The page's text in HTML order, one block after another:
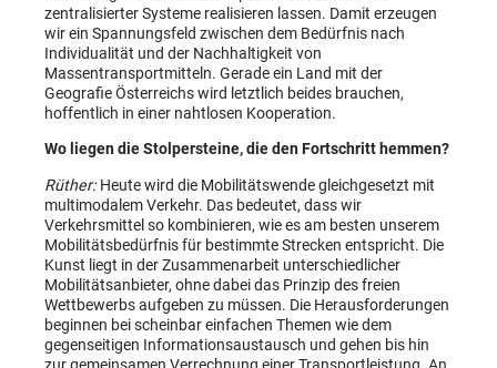
zentralisierter Systeme realisieren lassen. Damit erzeugen
wir ein Spannungsfeld zwischen dem Bedürfnis nach
Individualität und der Nachhaltigkeit von
Massentransportmitteln. Gerade ein Land mit der
Geografie Österreichs wird letztlich beides brauchen,
hoffentlich in einer nahtlosen Kooperation.
Wo liegen die Stolpersteine, die den Fortschritt hemmen?
Rüther: Heute wird die Mobilitätswende gleichgesetzt mit
multimodalem Verkehr. Das bedeutet, dass wir
Verkehrsmittel so kombinieren, wie es am besten unserem
Mobilitätsbedürfnis für bestimmte Strecken entspricht. Die
Kunst liegt in der Zusammenarbeit unterschiedlicher
Mobilitätsanbieter, ohne dabei das Prinzip des freien
Wettbewerbs aufgeben zu müssen. Die ­Herausforderungen
beginnen bei scheinbar einfachen Themen wie dem
gegenseitigen Informationsaustausch und gehen bis hin